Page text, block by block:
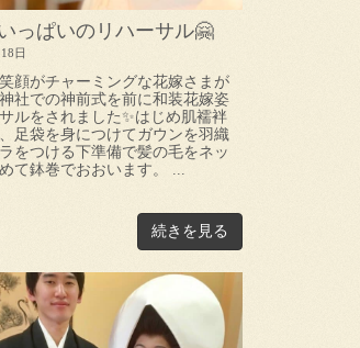
っぱいのリハーサル🤗
日
顔がチャーミングな花嫁さまが
社での神前式を前に和装花嫁姿
ルをされました✨はじめ肌襦袢
足袋を身につけてガウンを羽織
をつける下準備で髪の毛をネッ
て鉢巻でおおいます。 ...
続きを見る